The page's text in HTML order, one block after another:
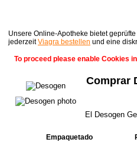
Unsere Online-Apotheke bietet
jederzeitViagra bestellen und eine
To proceed please enable Cookies
Comprar
El Desogen
Empaquetado